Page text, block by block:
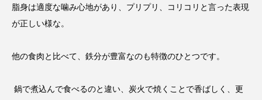
脂身は適度な噛み心地があり、プリプリ、コリコリと言った表現
が正しい様な。
他の食肉と比べて、鉄分が豊富なのも特徴のひとつです。
鍋で煮込んで食べるのと違い、炭火で焼くことで香ばしく、更